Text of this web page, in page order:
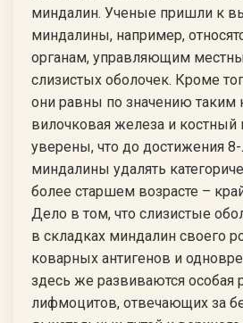
миндалин. Ученые пришли к
миндалины, например,
органам, управляющим
слизистых оболочек. Кроме
они равны по значению таким
вилочковая железа и костный
уверены, что до достижения 8-
миндалины удалять
более старшем возрасте –
Дело в том, что слизистые
в складках миндалин своего
коварных антигенов и
здесь же развиваются особая
лифмоцитов, отвечающих за